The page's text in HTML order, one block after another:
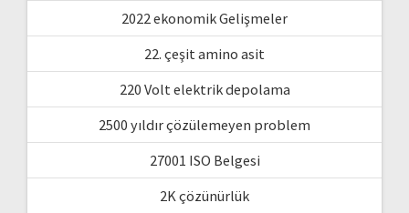
2022 ekonomik Gelişmeler
22. çeşit amino asit
220 Volt elektrik depolama
2500 yıldır çözülemeyen problem
27001 ISO Belgesi
2K çözünürlük